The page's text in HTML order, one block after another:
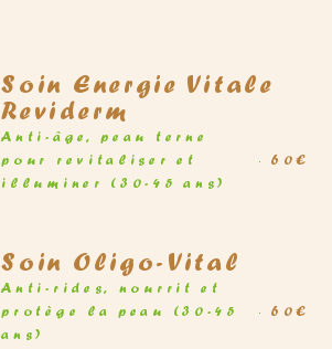
Soin Energie Vitale
Reviderm
Anti-âge, peau terne
pour revitaliser et
illuminer (30-45 ans)
60€
Soin Oligo-Vital
Anti-rides, nourrit et
protège la peau (30-45
ans)
60€